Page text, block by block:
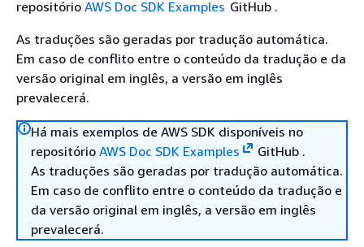
repositório AWS Doc SDK Examples GitHub .
As traduções são geradas por tradução automática.
Em caso de conflito entre o conteúdo da tradução e da
versão original em inglês, a versão em inglês
prevalecerá.
Há mais exemplos de AWS SDK disponíveis no
repositório AWS Doc SDK Examples
GitHub .
As traduções são geradas por tradução automática.
Em caso de conflito entre o conteúdo da tradução e
da versão original em inglês, a versão em inglês
prevalecerá.